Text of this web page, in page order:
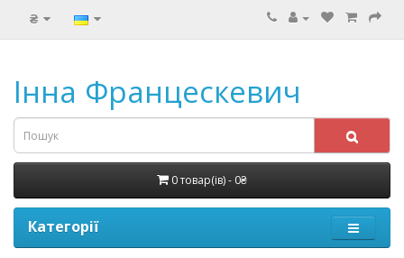
₴
Інна Францескевич
0 товар(ів) - 0₴
Категорії